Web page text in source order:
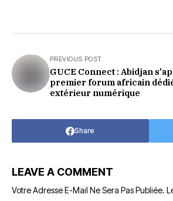
PREVIOUS POST
GUCE Connect : Abidjan
premier forum africain
extérieur numérique
Share
LEAVE A COMMENT
Votre Adresse E-Mail Ne Sera Pas Publiée.